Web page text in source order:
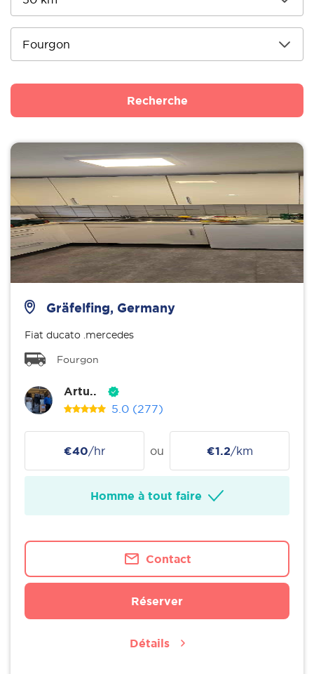
Recherche
Gräfelfing, Germany
Fiat ducato .mercedes
Fourgon
Artu..
5.0 (277)
€40/hr ou €1.2/km
Homme à tout faire
Contact
Réserver
Détails